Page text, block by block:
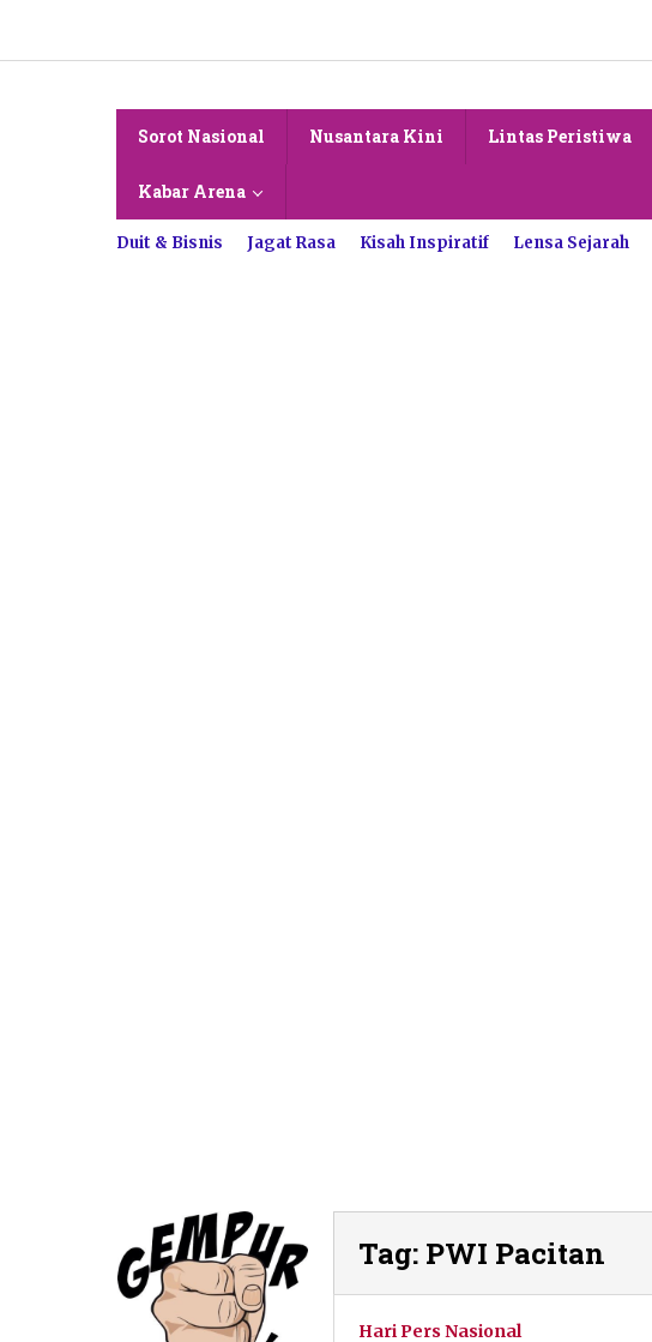
konten
Sorot Nasional Nusantara Kini Lintas Peristiwa
Kabar Arena
Duit & Bisnis Jagat Rasa Kisah Inspiratif Lensa Sejarah
Tag: PWI Pacitan
Hari Pers Nasional